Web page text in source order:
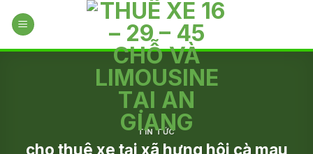
TIN TỨC
cho thuê xe tại xã hưng hôi cà mau